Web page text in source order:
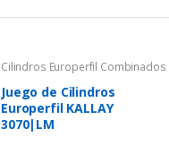
Cilindros Europerfil Combinados
Juego de Cilindros
Europerfil KALLAY
3070|LM